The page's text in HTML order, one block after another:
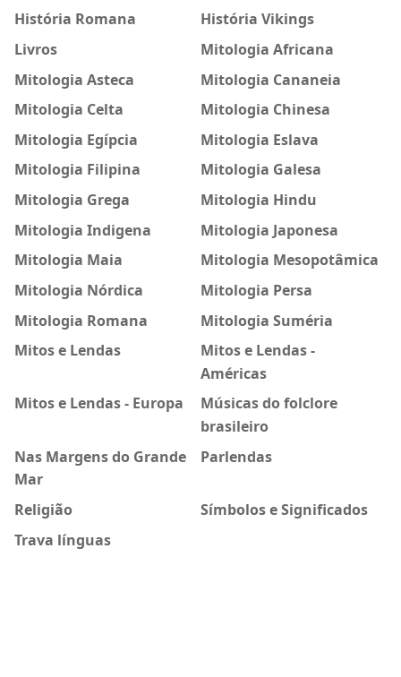
História Romana
História Vikings
Livros
Mitologia Africana
Mitologia Asteca
Mitologia Cananeia
Mitologia Celta
Mitologia Chinesa
Mitologia Egípcia
Mitologia Eslava
Mitologia Filipina
Mitologia Galesa
Mitologia Grega
Mitologia Hindu
Mitologia Indigena
Mitologia Japonesa
Mitologia Maia
Mitologia Mesopotâmica
Mitologia Nórdica
Mitologia Persa
Mitologia Romana
Mitologia Suméria
Mitos e Lendas
Mitos e Lendas -
Américas
Mitos e Lendas - Europa
Músicas do folclore
brasileiro
Nas Margens do Grande
Mar
Parlendas
Religião
Símbolos e Significados
Trava línguas